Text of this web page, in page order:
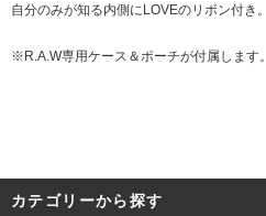
自分のみが知る内側にLOVEのリボン付き。
※R.A.W専用ケース＆ポーチが付属します。
カテゴリーから探す